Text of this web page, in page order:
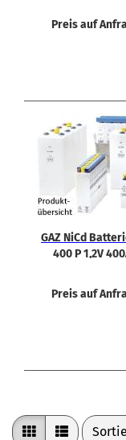
Preis auf
GAZ NiCd
400 P 1,2V
Preis auf